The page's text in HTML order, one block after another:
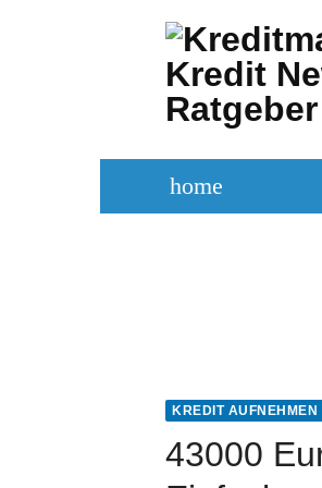
home
KREDIT AUFNEHMEN
43000